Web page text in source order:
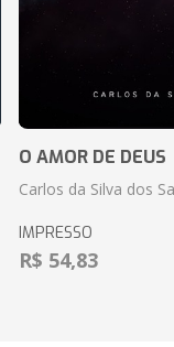
O AMOR DE DEUS
Carlos da Silva dos
IMPRESSO
R$ 54,83